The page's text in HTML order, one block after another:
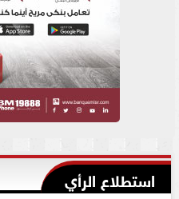
استطلاع الرأي